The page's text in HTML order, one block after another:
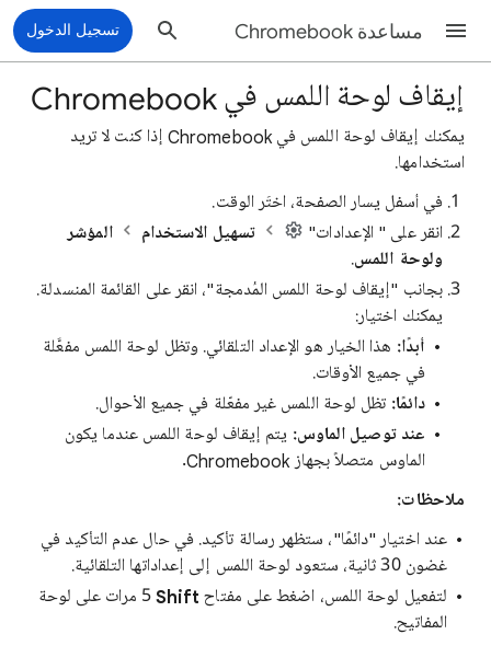
مساعدة Chromebook تسجيل الدخول
إيقاف لوحة اللمس في Chromebook
يمكنك إيقاف لوحة اللمس في Chromebook إذا كنت لا تريد
استخدامها.
في أسفل يسار الصفحة، اختَر الوقت.
انقر على " الإعدادات"
تسهيل الاستخدام
المؤشر
ولوحة اللمس.
بجانب "إيقاف لوحة اللمس المُدمجة"، انقر على القائمة المنسدلة.
يمكنك اختيار:
أبدًا: هذا الخيار هو الإعداد التلقائي. وتظل لوحة اللمس مفعَّلة
في جميع الأوقات.
دائمًا: تظل لوحة اللمس غير مفعّلة في جميع الأحوال.
عند توصيل الماوس: يتم إيقاف لوحة اللمس عندما يكون
الماوس متصلاً بجهاز Chromebook.
ملاحظات:
عند اختيار "دائمًا"، ستظهر رسالة تأكيد. في حال عدم التأكيد في
غضون 30 ثانية، ستعود لوحة اللمس إلى إعداداتها التلقائية.
لتفعيل لوحة اللمس، اضغط على مفتاح Shift
‏5 مرات على لوحة
المفاتيح.